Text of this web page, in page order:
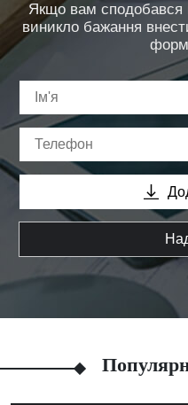
Якщо вам сподобався
виникло бажання